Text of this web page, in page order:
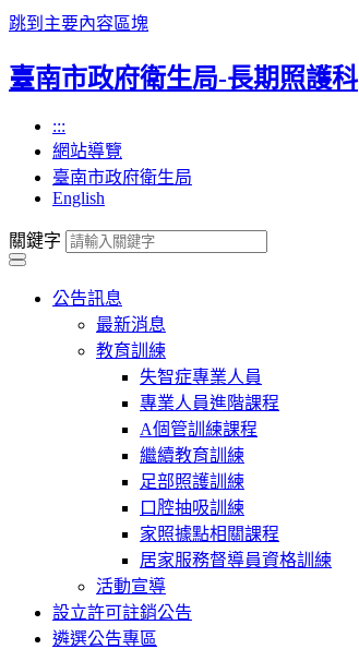
跳到主要內容區塊
臺南市政府衛生局-長期照護科
:::
網站導覽
臺南市政府衛生局
English
關鍵字
公告訊息
最新消息
教育訓練
失智症專業人員
專業人員進階課程
A個管訓練課程
繼續教育訓練
足部照護訓練
口腔抽吸訓練
家照據點相關課程
居家服務督導員資格訓練
活動宣導
設立許可註銷公告
遴選公告專區